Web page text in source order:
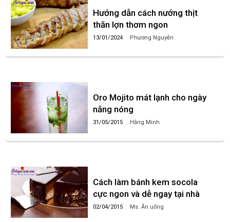
Hướng dẫn cách nướng thịt
thăn lợn thơm ngon
13/01/2024 Phương Nguyễn
Oro Mojito mát lạnh cho ngày
nắng nóng
31/05/2015 Hằng Minh
Cách làm bánh kem socola
cực ngon và dễ ngay tại nhà
02/04/2015 Ms. Ăn uống